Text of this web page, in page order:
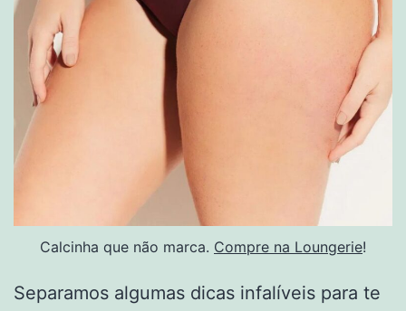
Calcinha que não marca. Compre na Loungerie!
Separamos algumas dicas infalíveis para te